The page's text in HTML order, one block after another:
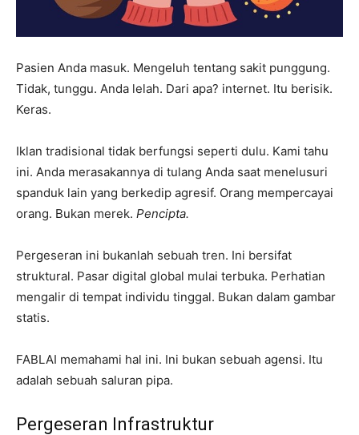
Pasien Anda masuk. Mengeluh tentang sakit punggung.
Tidak, tunggu. Anda lelah. Dari apa? internet. Itu berisik.
Keras.
Iklan tradisional tidak berfungsi seperti dulu. Kami tahu
ini. Anda merasakannya di tulang Anda saat menelusuri
spanduk lain yang berkedip agresif. Orang mempercayai
orang. Bukan merek. Pencipta.
Pergeseran ini bukanlah sebuah tren. Ini bersifat
struktural. Pasar digital global mulai terbuka. Perhatian
mengalir di tempat individu tinggal. Bukan dalam gambar
statis.
FABLAI memahami hal ini. Ini bukan sebuah agensi. Itu
adalah sebuah saluran pipa.
Pergeseran Infrastruktur